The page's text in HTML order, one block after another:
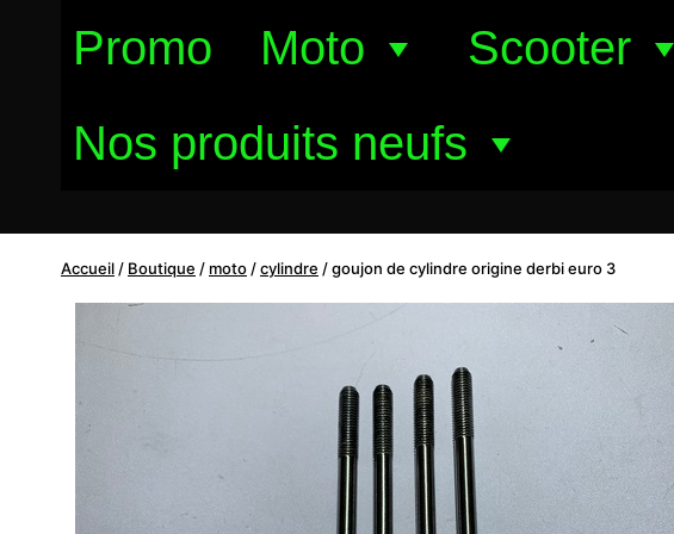
Promo Moto
Scooter
Nos produits neufs
Accueil / Boutique / moto /cylindre /goujon de cylindre origine derbi euro 3